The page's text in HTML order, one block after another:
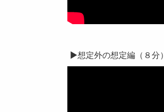
▶想定外の想定編（８分）